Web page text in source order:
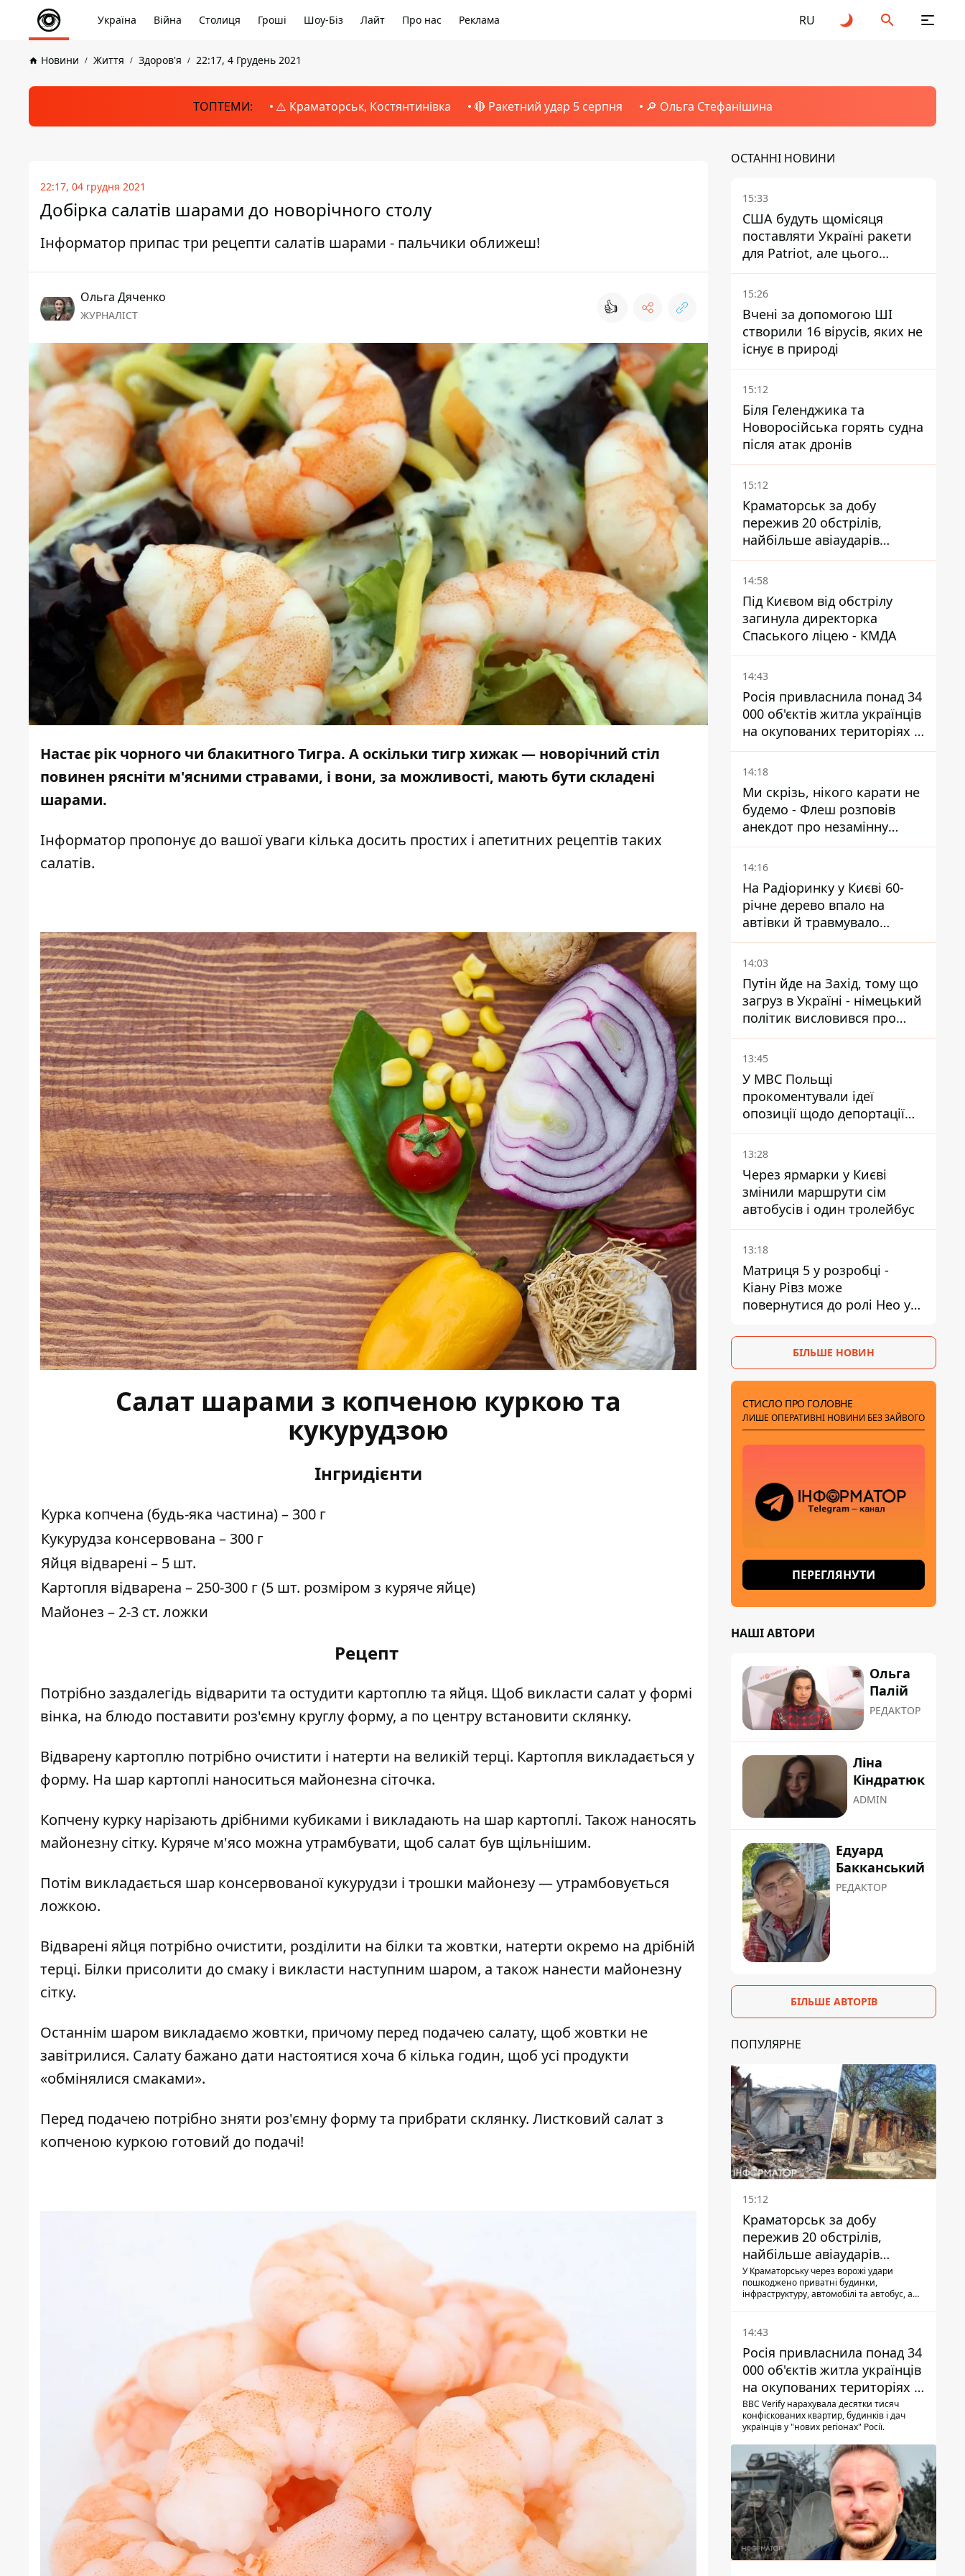
Україна Війна Столиця Гроші Шоу-Біз Лайт Про нас Реклама RU
Новини Життя Здоров'я 22:17, 4 Грудень 2021
ТОПТЕМИ: ⚠️ Краматорськ, Костянтинівка 🔴 Ракетний удар 5 серпня 🔎 Ольга Стефанішина
22:17, 04 грудня 2021
Добірка салатів шарами до новорічного столу
Інформатор припас три рецепти салатів шарами - пальчики оближеш!
Ольга Дяченко
ЖУРНАЛІСТ 👍
Настає рік чорного чи блакитного Тигра. А оскільки тигр хижак — новорічний стіл
повинен рясніти м'ясними стравами, і вони, за можливості, мають бути складені
шарами.
Інформатор пропонує до вашої уваги кілька досить простих і апетитних рецептів таких
салатів.
Салат шарами з копченою куркою та
кукурудзою
Інгридієнти
Курка копчена (будь-яка частина) – 300 г
Кукурудза консервована – 300 г
Яйця відварені – 5 шт.
Картопля відварена – 250-300 г (5 шт. розміром з куряче яйце)
Майонез – 2-3 ст. ложки
Рецепт
Потрібно заздалегідь відварити та остудити картоплю та яйця. Щоб викласти салат у формі
вінка, на блюдо поставити роз'ємну круглу форму, а по центру встановити склянку.
Відварену картоплю потрібно очистити і натерти на великій терці. Картопля викладається у
форму. На шар картоплі наноситься майонезна сіточка.
Копчену курку нарізають дрібними кубиками і викладають на шар картоплі. Також наносять
майонезну сітку. Куряче м'ясо можна утрамбувати, щоб салат був щільнішим.
Потім викладається шар консервованої кукурудзи і трошки майонезу — утрамбовується
ложкою.
Відварені яйця потрібно очистити, розділити на білки та жовтки, натерти окремо на дрібній
терці. Білки присолити до смаку і викласти наступним шаром, а також нанести майонезну
сітку.
Останнім шаром викладаємо жовтки, причому перед подачею салату, щоб жовтки не
завітрилися. Салату бажано дати настоятися хоча б кілька годин, щоб усі продукти
«обмінялися смаками».
Перед подачею потрібно зняти роз'ємну форму та прибрати склянку. Листковий салат з
копченою куркою готовий до подачі!
ОСТАННІ НОВИНИ
15:33
США будуть щомісяця
поставляти Україні ракети
для Patriot, але цього
недостатньо - Зеленський
15:26
Вчені за допомогою ШІ
створили 16 вірусів, яких не
існує в природі
15:12
Біля Геленджика та
Новоросійська горять судна
після атак дронів
15:12
Краматорськ за добу
пережив 20 обстрілів,
найбільше авіаударів
КАБ-250
14:58
Під Києвом від обстрілу
загинула директорка
Спаського ліцею - КМДА
14:43
Росія привласнила понад 34
000 об'єктів житла українців
на окупованих територіях -
розслідування BBC
14:18
Ми скрізь, нікого карати не
будемо - Флеш розповів
анекдот про незамінну
роботу зв’язківців на фронті
14:16
На Радіоринку у Києві 60-
річне дерево впало на
автівки й травмувало
людину - подробиці
14:03
Путін йде на Захід, тому що
загруз в Україні - німецький
політик висловився про
плани РФ
13:45
У МВС Польщі
прокоментували ідеї
опозиції щодо депортації
українських чоловіків -
абсурд і популізм
13:28
Через ярмарки у Києві
змінили маршрути сім
автобусів і один тролейбус
13:18
Матриця 5 у розробці -
Кіану Рівз може
повернутися до ролі Нео у
БІЛЬШЕ НОВИН
СТИСЛО ПРО ГОЛОВНЕ
ЛИШЕ ОПЕРАТИВНІ НОВИНИ БЕЗ ЗАЙВОГО
ПЕРЕГЛЯНУТИ
НАШІ АВТОРИ
Ольга
Палій
РЕДАКТОР
Ліна
Кіндратюк
ADMIN
Едуард
Бакканський
РЕДАКТОР
БІЛЬШЕ АВТОРІВ
ПОПУЛЯРНЕ
15:12
Краматорськ за добу
пережив 20 обстрілів,
найбільше авіаударів
КАБ-250
У Краматорську через ворожі удари
пошкоджено приватні будинки,
інфраструктуру, автомобілі та автобус, а
14:43
Росія привласнила понад 34
000 об'єктів житла українців
на окупованих територіях -
розслідування BBC
BBC Verify нарахувала десятки тисяч
конфіскованих квартир, будинків і дач
українців у "нових регіонах" Росії.